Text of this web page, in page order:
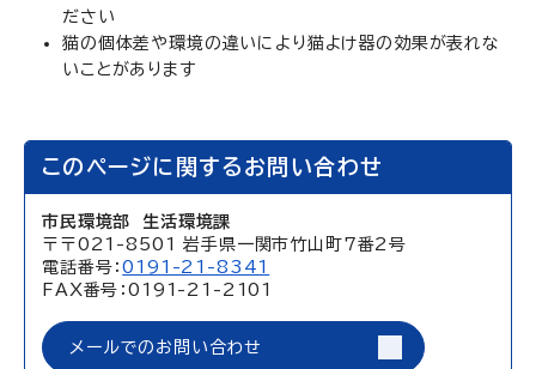
ださい
猫の個体差や環境の違いにより猫よけ器の効果が表れな
いことがあります
このページに関するお問い合わせ
市民環境部 生活環境課
〒〒021-8501 岩手県一関市竹山町7番2号
電話番号：0191-21-8341
FAX番号：0191-21-2101
メールでのお問い合わせ